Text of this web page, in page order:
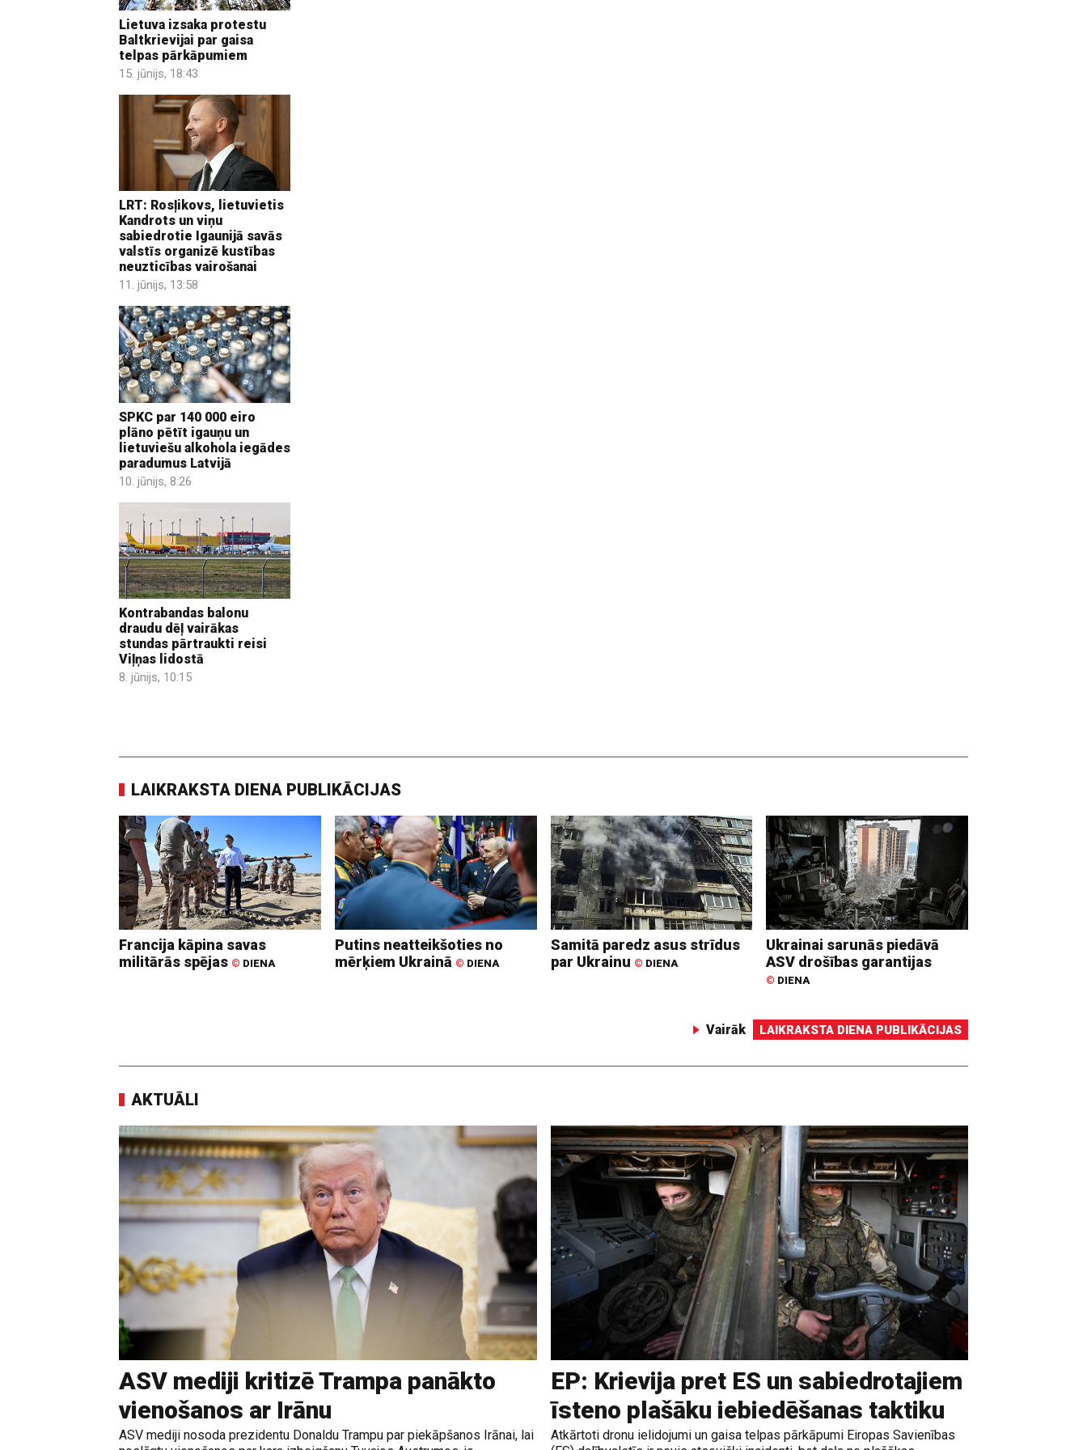
Lietuva izsaka protestu
Baltkrievijai par gaisa
telpas pārkāpumiem
15. jūnijs, 18:43
LRT: Rosļikovs, lietuvietis
Kandrots un viņu
sabiedrotie Igaunijā savās
valstīs organizē kustības
neuzticības vairošanai
11. jūnijs, 13:58
SPKC par 140 000 eiro
plāno pētīt igauņu un
lietuviešu alkohola iegādes
paradumus Latvijā
10. jūnijs, 8:26
Kontrabandas balonu
draudu dēļ vairākas
stundas pārtraukti reisi
Viļņas lidostā
8. jūnijs, 10:15
LAIKRAKSTA DIENA PUBLIKĀCIJAS
Francija kāpina savas
militārās spējas © DIENA
Putins neatteikšoties no
mērķiem Ukrainā © DIENA
Samitā paredz asus strīdus
par Ukrainu © DIENA
Ukrainai sarunās piedāvā
ASV drošības garantijas
© DIENA
Vairāk LAIKRAKSTA DIENA PUBLIKĀCIJAS
AKTUĀLI
ASV mediji kritizē Trampa panākto
vienošanos ar Irānu
ASV mediji nosoda prezidentu Donaldu Trampu par piekāpšanos Irānai, lai
EP: Krievija pret ES un sabiedrotajiem
īsteno plašāku iebiedēšanas taktiku
Atkārtoti dronu ielidojumi un gaisa telpas pārkāpumi Eiropas Savienības